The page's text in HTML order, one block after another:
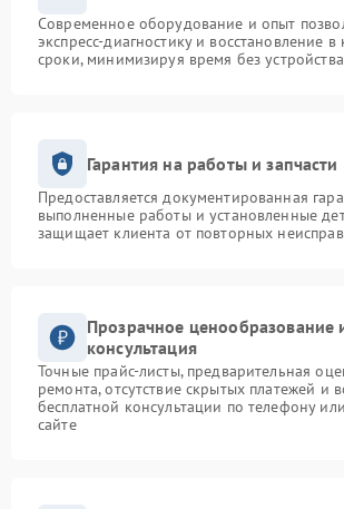
Современное оборудование и опыт
экспресс-диагностику и восстановление
сроки, минимизируя время без устройства
Гарантия на работы и запчасти
Предоставляется документированная
выполненные работы и установленные
защищает клиента от повторных
Прозрачное ценообразование
консультация
Точные прайс-листы, предварительная
ремонта, отсутствие скрытых платежей и
бесплатной консультации по телефону
сайте